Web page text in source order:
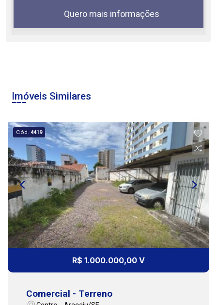
Quero mais informações
09:00
10:00
11:00
12:00
Continuar
Imóveis Similares
Cód.4419
R$ 1.000.000,00 V
Comercial - Terreno